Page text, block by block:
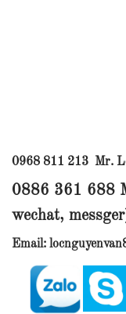
0968 811 213 Mr.
0886 361 688
wechat,
Email: